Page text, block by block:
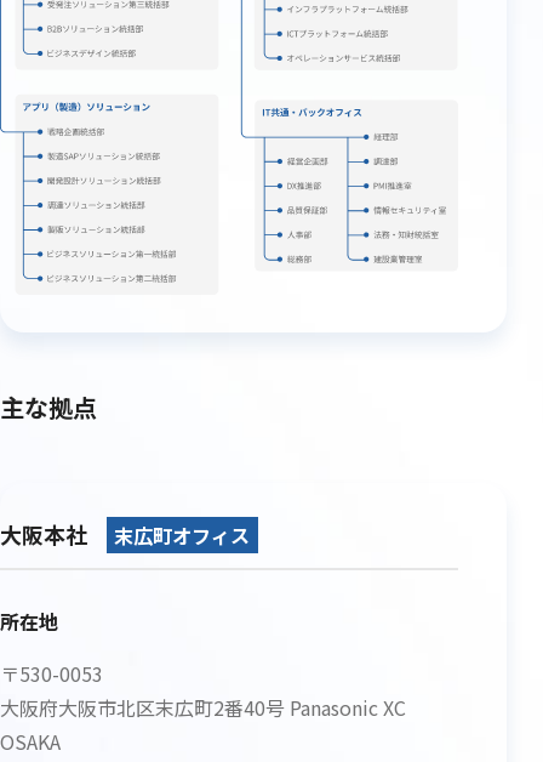
主な拠点
大阪本社 末広町オフィス
所在地
〒530-0053
大阪府大阪市北区末広町2番40号 Panasonic XC
OSAKA